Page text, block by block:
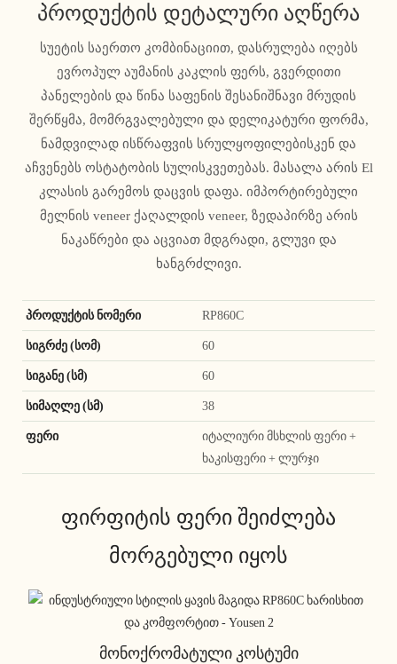
პროდუქტის დეტალური აღწერა
სუეტის საერთო კომბინაციით, დასრულება იღებს
ევროპულ აუმანის კაკლის ფერს, გვერდითი
პანელების და წინა საფენის შესანიშნავი მრუდის
შერწყმა, მომრგვალებული და დელიკატური ფორმა,
ნამდვილად ისწრაფვის სრულყოფილებისკენ და
აჩვენებს ოსტატობის სულისკვეთებას. მასალა არის El
კლასის გარემოს დაცვის დაფა. იმპორტირებული
მელნის veneer ქაღალდის veneer, ზედაპირზე არის
ნაკაწრები და აცვიათ მდგრადი, გლუვი და
ხანგრძლივი.
პროდუქტის ნომერი RP860C
სიგრძე (სომ) 60
სიგანე (სმ) 60
სიმაღლე (სმ) 38
ფერი
იტალიური მსხლის ფერი +
ხაკისფერი + ლურჯი
ფირფიტის ფერი შეიძლება
მორგებული იყოს
Მონოქრომატული Კოსტუმი